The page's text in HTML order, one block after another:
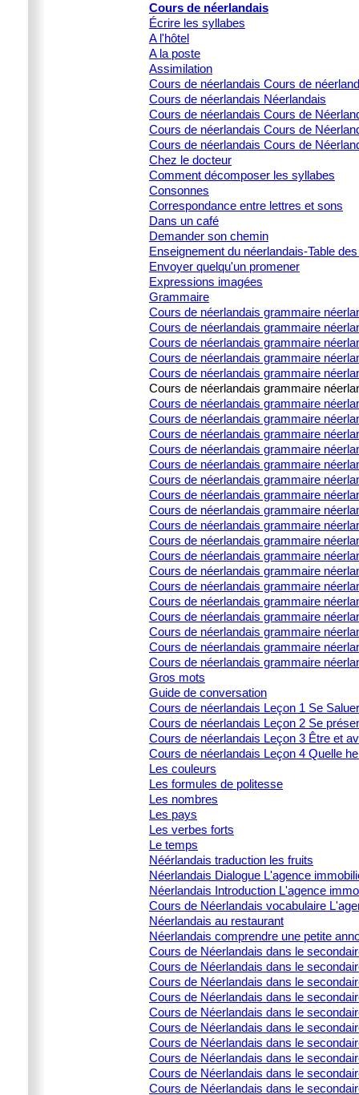
Cours de néerlandais
Écrire les syllabes
A l'hôtel
A la poste
Assimilation
Cours de néerlandais Cours de
Cours de néerlandais Néerlandais
Cours de néerlandais Cours de
Cours de néerlandais Cours de
Cours de néerlandais Cours de
Chez le docteur
Comment décomposer les syllabes
Consonnes
Correspondance entre lettres et sons
Dans un café
Demander son chemin
Enseignement du néerlandais-Table
Envoyer quelqu'un promener
Expressions imagées
Grammaire
Cours de néerlandais grammaire
Cours de néerlandais grammaire
Cours de néerlandais grammaire
Cours de néerlandais grammaire
Cours de néerlandais grammaire
Cours de néerlandais grammaire
Cours de néerlandais grammaire
Cours de néerlandais grammaire
Cours de néerlandais grammaire
Cours de néerlandais grammaire
Cours de néerlandais grammaire
Cours de néerlandais grammaire
Cours de néerlandais grammaire
Cours de néerlandais grammaire
Cours de néerlandais grammaire
Cours de néerlandais grammaire
Cours de néerlandais grammaire
Cours de néerlandais grammaire
Cours de néerlandais grammaire
Cours de néerlandais grammaire
Cours de néerlandais grammaire
Cours de néerlandais grammaire
Cours de néerlandais grammaire
Cours de néerlandais grammaire
Gros mots
Guide de conversation
Cours de néerlandais Leçon 1 Se Saluer
Cours de néerlandais Leçon 2 Se
Cours de néerlandais Leçon 3 Être et
Cours de néerlandais Leçon 4 Quelle
Les couleurs
Les formules de politesse
Les nombres
Les pays
Les verbes forts
Le temps
Néérlandais traduction les fruits
Néerlandais Dialogue L'agence
Néerlandais Introduction L'agence
Cours de Néerlandais vocabulaire
Néerlandais au restaurant
Néerlandais comprendre une petite
Cours de Néerlandais dans le
Cours de Néerlandais dans le
Cours de Néerlandais dans le
Cours de Néerlandais dans le
Cours de Néerlandais dans le
Cours de Néerlandais dans le
Cours de Néerlandais dans le
Cours de Néerlandais dans le
Cours de Néerlandais dans le
Cours de Néerlandais dans le